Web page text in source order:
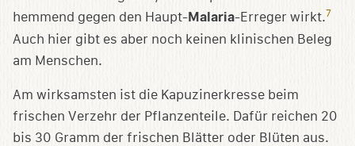
hemmend gegen den Haupt-Malaria-Erreger wirkt.7
Auch hier gibt es aber noch keinen klinischen Beleg
am Menschen.
Am wirksamsten ist die Kapuzinerkresse beim
frischen Verzehr der Pflanzenteile. Dafür reichen 20
bis 30 Gramm der frischen Blätter oder Blüten aus.